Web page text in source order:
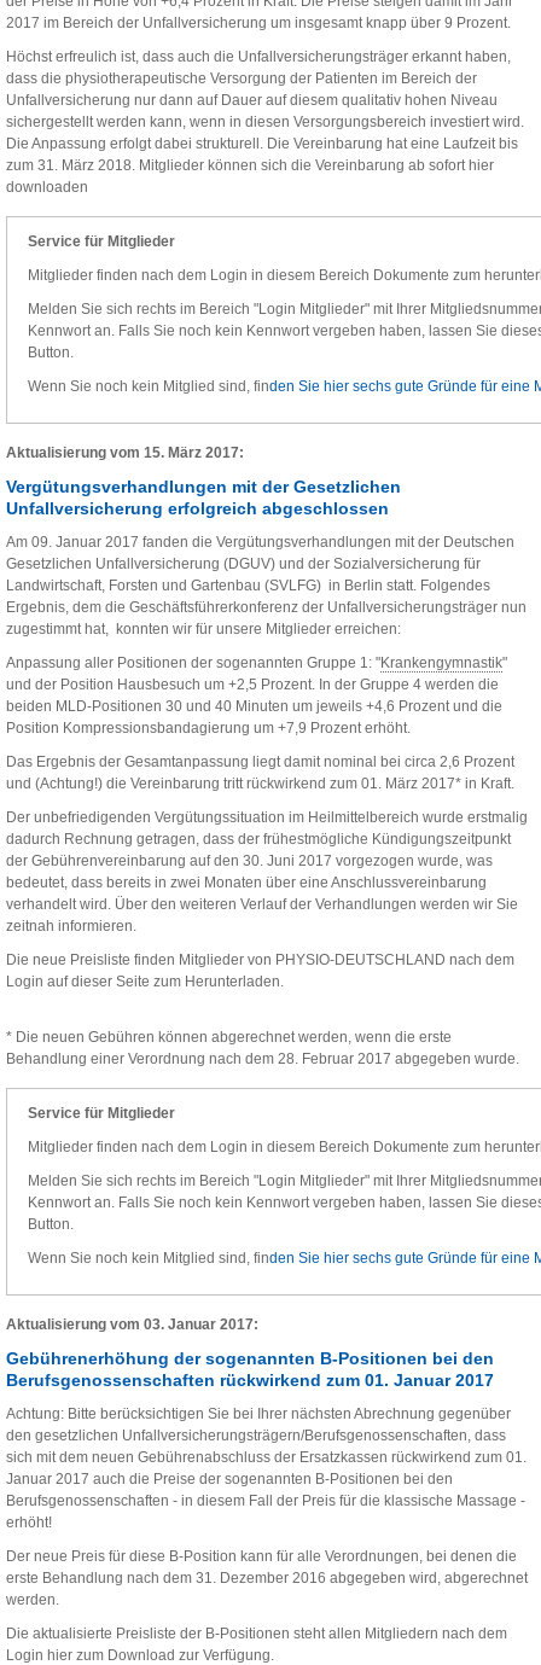
2017 im Bereich der Unfallversicherung um insgesamt knapp über 9 Prozent.
Höchst erfreulich ist, dass auch die Unfallversicherungsträger erkannt haben,
dass die physiotherapeutische Versorgung der Patienten im Bereich der
Unfallversicherung nur dann auf Dauer auf diesem qualitativ hohen Niveau
sichergestellt werden kann, wenn in diesen Versorgungsbereich investiert wird.
Die Anpassung erfolgt dabei strukturell. Die Vereinbarung hat eine Laufzeit bis
zum 31. März 2018. Mitglieder können sich die Vereinbarung ab sofort hier
downloaden
Service für Mitglieder
Mitglieder finden nach dem Login in diesem Bereich Dokumente zum
Melden Sie sich rechts im Bereich "Login Mitglieder" mit Ihrer
Kennwort an. Falls Sie noch kein Kennwort vergeben haben, lassen Sie
Button.
Wenn Sie noch kein Mitglied sind, finden Sie hier sechs gute Gründe für eine
Aktualisierung vom 15. März 2017:
Vergütungsverhandlungen mit der Gesetzlichen
Unfallversicherung erfolgreich abgeschlossen
Am 09. Januar 2017 fanden die Vergütungsverhandlungen mit der Deutschen
Gesetzlichen Unfallversicherung (DGUV) und der Sozialversicherung für
Landwirtschaft, Forsten und Gartenbau (SVLFG) in Berlin statt. Folgendes
Ergebnis, dem die Geschäftsführerkonferenz der Unfallversicherungsträger nun
zugestimmt hat, konnten wir für unsere Mitglieder erreichen:
Anpassung aller Positionen der sogenannten Gruppe 1: "Krankengymnastik"
und der Position Hausbesuch um +2,5 Prozent. In der Gruppe 4 werden die
beiden MLD-Positionen 30 und 40 Minuten um jeweils +4,6 Prozent und die
Position Kompressionsbandagierung um +7,9 Prozent erhöht.
Das Ergebnis der Gesamtanpassung liegt damit nominal bei circa 2,6 Prozent
und (Achtung!) die Vereinbarung tritt rückwirkend zum 01. März 2017* in Kraft.
Der unbefriedigenden Vergütungssituation im Heilmittelbereich wurde erstmalig
dadurch Rechnung getragen, dass der frühestmögliche Kündigungszeitpunkt
der Gebührenvereinbarung auf den 30. Juni 2017 vorgezogen wurde, was
bedeutet, dass bereits in zwei Monaten über eine Anschlussvereinbarung
verhandelt wird. Über den weiteren Verlauf der Verhandlungen werden wir Sie
zeitnah informieren.
Die neue Preisliste finden Mitglieder von PHYSIO-DEUTSCHLAND nach dem
Login auf dieser Seite zum Herunterladen.
* Die neuen Gebühren können abgerechnet werden, wenn die erste
Behandlung einer Verordnung nach dem 28. Februar 2017 abgegeben wurde.
Service für Mitglieder
Mitglieder finden nach dem Login in diesem Bereich Dokumente zum
Melden Sie sich rechts im Bereich "Login Mitglieder" mit Ihrer
Kennwort an. Falls Sie noch kein Kennwort vergeben haben, lassen Sie
Button.
Wenn Sie noch kein Mitglied sind, finden Sie hier sechs gute Gründe für eine
Aktualisierung vom 03. Januar 2017:
Gebührenerhöhung der sogenannten B-Positionen bei den
Berufsgenossenschaften rückwirkend zum 01. Januar 2017
Achtung: Bitte berücksichtigen Sie bei Ihrer nächsten Abrechnung gegenüber
den gesetzlichen Unfallversicherungsträgern/Berufsgenossenschaften, dass
sich mit dem neuen Gebührenabschluss der Ersatzkassen rückwirkend zum 01.
Januar 2017 auch die Preise der sogenannten B-Positionen bei den
Berufsgenossenschaften - in diesem Fall der Preis für die klassische Massage -
erhöht!
Der neue Preis für diese B-Position kann für alle Verordnungen, bei denen die
erste Behandlung nach dem 31. Dezember 2016 abgegeben wird, abgerechnet
werden.
Die aktualisierte Preisliste der B-Positionen steht allen Mitgliedern nach dem
Login hier zum Download zur Verfügung.